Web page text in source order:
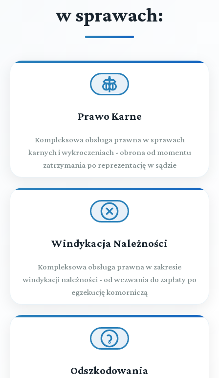
w sprawach:
Prawo Karne
Kompleksowa obsługa prawna w sprawach
karnych i wykroczeniach - obrona od momentu
zatrzymania po reprezentację w sądzie
Windykacja Należności
Kompleksowa obsługa prawna w zakresie
windykacji należności - od wezwania do zapłaty po
egzekucję komorniczą
Odszkodowania